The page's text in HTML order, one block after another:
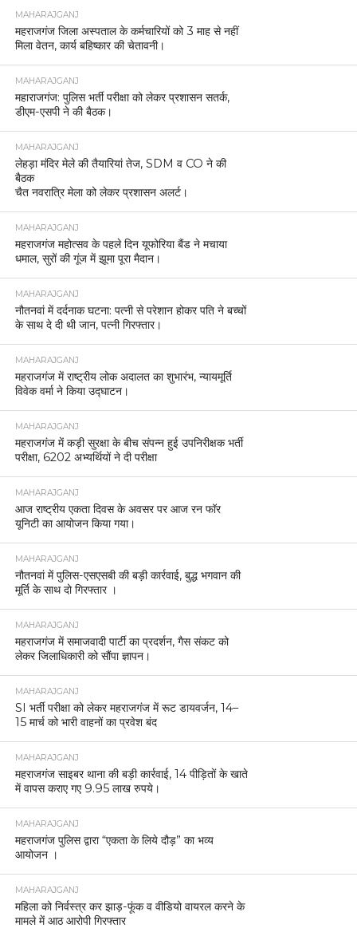
MAHARAJGANJ
महराजगंज जिला अस्पताल के कर्मचारियों को 3 माह से नहीं
मिला वेतन, कार्य बहिष्कार की चेतावनी।
MAHARAJGANJ
महाराजगंज: पुलिस भर्ती परीक्षा को लेकर प्रशासन सतर्क,
डीएम-एसपी ने की बैठक।
MAHARAJGANJ
लेहड़ा मंदिर मेले की तैयारियां तेज, SDM व CO ने की
बैठक
चैत नवरात्रि मेला को लेकर प्रशासन अलर्ट।
MAHARAJGANJ
महराजगंज महोत्सव के पहले दिन यूफोरिया बैंड ने मचाया
धमाल, सुरों की गूंज में झूमा पूरा मैदान।
MAHARAJGANJ
नौतनवां में दर्दनाक घटना: पत्नी से परेशान होकर पति ने बच्चों
के साथ दे दी थी जान, पत्नी गिरफ्तार।
MAHARAJGANJ
महराजगंज में राष्ट्रीय लोक अदालत का शुभारंभ, न्यायमूर्ति
विवेक वर्मा ने किया उद्घाटन।
MAHARAJGANJ
महराजगंज में कड़ी सुरक्षा के बीच संपन्न हुई उपनिरीक्षक भर्ती
परीक्षा, 6202 अभ्यर्थियों ने दी परीक्षा
MAHARAJGANJ
आज राष्ट्रीय एकता दिवस के अवसर पर आज रन फॉर
यूनिटी का आयोजन किया गया।
MAHARAJGANJ
नौतनवां में पुलिस-एसएसबी की बड़ी कार्रवाई, बुद्ध भगवान की
मूर्ति के साथ दो गिरफ्तार ।
MAHARAJGANJ
महराजगंज में समाजवादी पार्टी का प्रदर्शन, गैस संकट को
लेकर जिलाधिकारी को सौंपा ज्ञापन।
MAHARAJGANJ
SI भर्ती परीक्षा को लेकर महराजगंज में रूट डायवर्जन, 14–
15 मार्च को भारी वाहनों का प्रवेश बंद
MAHARAJGANJ
महराजगंज साइबर थाना की बड़ी कार्रवाई, 14 पीड़ितों के खाते
में वापस कराए गए 9.95 लाख रुपये।
MAHARAJGANJ
महराजगंज पुलिस द्वारा “एकता के लिये दौड़” का भव्य
आयोजन ।
MAHARAJGANJ
महिला को निर्वस्त्र कर झाड़-फूंक व वीडियो वायरल करने के
मामले में आठ आरोपी गिरफ्तार